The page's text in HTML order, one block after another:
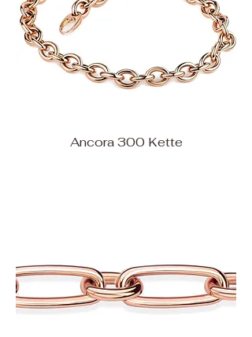
Ancora 300 Kette